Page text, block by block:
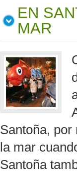
EN
MAR
Santoña, por
la mar
Santoña